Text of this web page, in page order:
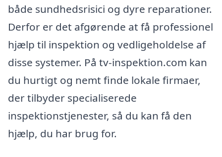
både sundhedsrisici og dyre reparationer.
Derfor er det afgørende at få professionel
hjælp til inspektion og vedligeholdelse af
disse systemer. På tv-inspektion.com kan
du hurtigt og nemt finde lokale firmaer,
der tilbyder specialiserede
inspektionstjenester, så du kan få den
hjælp, du har brug for.